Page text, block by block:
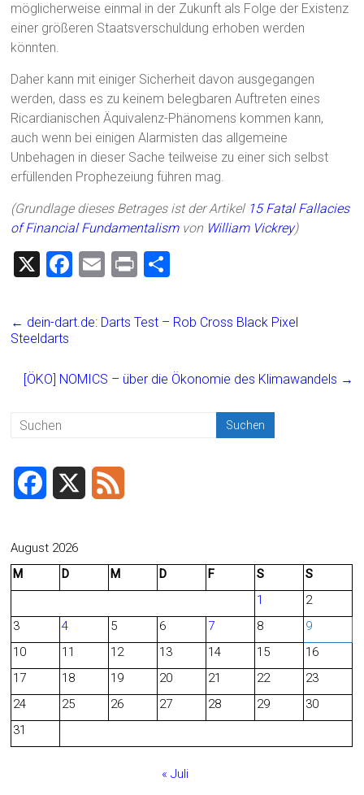
möglicherweise einmal in der Zukunft als Folge der Existenz
einer größeren Staatsverschuldung erhoben werden
könnten.
Daher kann mit einiger Sicherheit davon ausgegangen
werden, dass es zu keinem belegbaren Auftreten eines
Ricardianischen Äquivalenz-Phänomens kommen kann,
auch wenn bei einigen Alarmisten das allgemeine
Unbehagen in dieser Sache teilweise zu einer sich selbst
erfüllenden Prophezeiung führen mag.
(Grundlage dieses Betrages ist der Artikel 15 Fatal Fallacies
of Financial Fundamentalismvon William Vickrey)
X
F
ce
o
E
ai
Pr
t
e
← dein-dart.de: Darts Test – Rob Cross Black Pixel
Steeldarts
[ÖKO] NOMICS – über die Ökonomie des Klimawandels →
c
b
o
August 2026
M
D M D F S
S
1
2
3
4 5 6 7 8
9
10
11 12 13 14 15
16
17
18 19 20 21 22
23
24
25 26 27 28 29
30
31
« Juli